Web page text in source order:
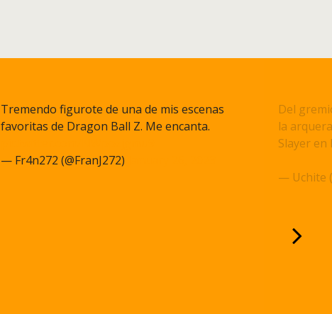
Tremendo figurote de una de mis escenas
favoritas de Dragon Ball Z. Me encanta.
— Fr4n272 (@FranJ272)
Del
la
Slayer
— Uchite